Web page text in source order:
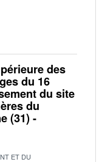
des
du 16
du site
du
(31) -
ET DU